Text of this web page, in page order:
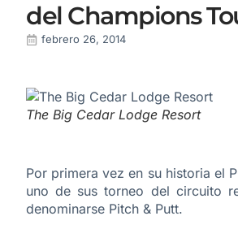
del Champions
febrero 26, 2014
The Big Cedar Lodge Resort
Por primera vez en su historia el
uno de sus torneo del circuito
denominarse Pitch & Putt.